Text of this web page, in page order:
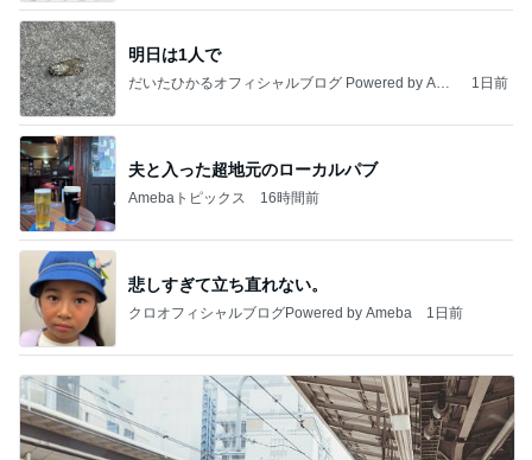
明日は1人で
だいたひかるオフィシャルブログ Powered by Ame
1日前
夫と入った超地元のローカルパブ
Amebaトピックス 16時間前
悲しすぎて立ち直れない。
クロオフィシャルブログPowered by Ameba 1日前